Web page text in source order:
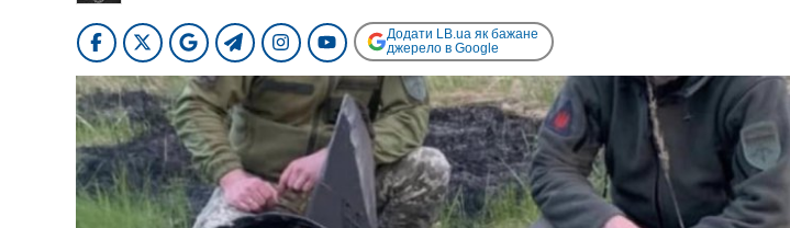
Додати LB.ua як бажане
джерело в Google